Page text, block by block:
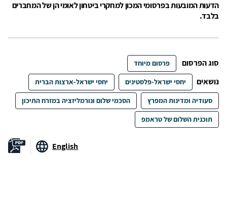
הדעות המובעות בפרסומי המכון למחקרי ביטחון לאומי הן של המחברים
בלבד.
סוג הפרסום פרסום מיוחד
נושאים יחסי ישראל-פלסטינים יחסי ישראל-ארצות הברית
סעודיה ומדינות המפרץ הסכמי שלום ונורמליזציה במזרח התיכון
תוכנית השלום של טראמפ
English